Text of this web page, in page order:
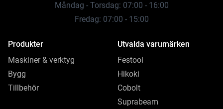
Måndag - Torsdag: 07:00 - 16:00
Fredag: 07:00 - 15:00
Produkter
Maskiner & verktyg
Bygg
Tillbehör
Utvalda varumärken
Festool
Hikoki
Cobolt
Suprabeam